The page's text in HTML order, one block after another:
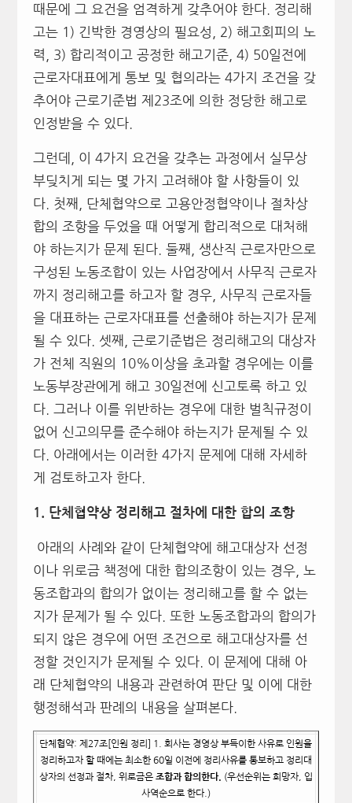
때문에 그 요건을 엄격하게 갖추어야 한다. 정리해
고는 1) 긴박한 경영상의 필요성, 2) 해고회피의 노
력, 3) 합리적이고 공정한 해고기준, 4) 50일전에
근로자대표에게 통보 및 협의라는 4가지 조건을 갖
추어야 근로기준법 제23조에 의한 정당한 해고로
인정받을 수 있다.
그런데, 이 4가지 요건을 갖추는 과정에서 실무상
부딪치게 되는 몇 가지 고려해야 할 사항들이 있
다. 첫째, 단체협약으로 고용안정협약이나 절차상
합의 조항을 두었을 때 어떻게 합리적으로 대처해
야 하는지가 문제 된다. 둘째, 생산직 근로자만으로
구성된 노동조합이 있는 사업장에서 사무직 근로자
까지 정리해고를 하고자 할 경우, 사무직 근로자들
을 대표하는 근로자대표를 선출해야 하는지가 문제
될 수 있다. 셋째, 근로기준법은 정리해고의 대상자
가 전체 직원의 10%이상을 초과할 경우에는 이를
노동부장관에게 해고 30일전에 신고토록 하고 있
다. 그러나 이를 위반하는 경우에 대한 벌칙규정이
없어 신고의무를 준수해야 하는지가 문제될 수 있
다. 아래에서는 이러한 4가지 문제에 대해 자세하
게 검토하고자 한다.
1. 단체협약상 정리해고 절차에 대한 합의 조항
아래의 사례와 같이 단체협약에 해고대상자 선정
이나 위로금 책정에 대한 합의조항이 있는 경우, 노
동조합과의 합의가 없이는 정리해고를 할 수 없는
지가 문제가 될 수 있다. 또한 노동조합과의 합의가
되지 않은 경우에 어떤 조건으로 해고대상자를 선
정할 것인지가 문제될 수 있다. 이 문제에 대해 아
래 단체협약의 내용과 관련하여 판단 및 이에 대한
행정해석과 판례의 내용을 살펴본다.
단체협약: 제27조[인원 정리] 1. 회사는 경영상 부득이한 사유로 인원을
정리하고자 할 때에는 최소한 60일 이전에 정리사유를 통보하고 정리대
상자의 선정과 절차, 위로금은 조합과 합의한다. (우선순위는 희망자, 입
사역순으로 한다.)